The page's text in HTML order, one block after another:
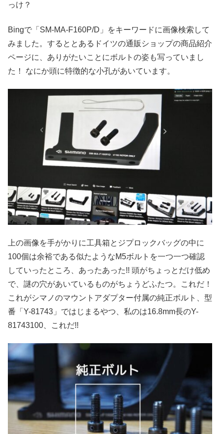
っけ？
Bingで「SM-MA-F160P/D」をキーワードに画像検索して
みました。するととあるドイツの通販ショップの商品紹介
ページに、ありがたいことにボルトの姿も写っていまし
た！ なにか頭に特徴的な小孔があいています。
上の画像を手がかりに工具箱とジプロックバッグの中に
100個は余裕である似たようなM5ボルトを一つ一つ確認
していったところ、あったあった!! 頭がちょっとだけ低め
で、謎の穴があいているものがちょうどふたつ。これだ！
これがシマノのマウントアダプター付属の純正ボルト、型
番「Y-81743」ではじまるやつ、私のは16.8mm長のY-
81743100、これだ!!